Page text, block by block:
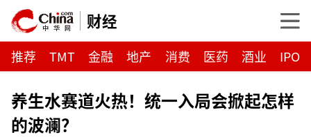
财经
推荐 TMT 金融 地产 消费 医药 酒业 IPO
养生水赛道火热！统一入局会掀起怎样
的波澜？